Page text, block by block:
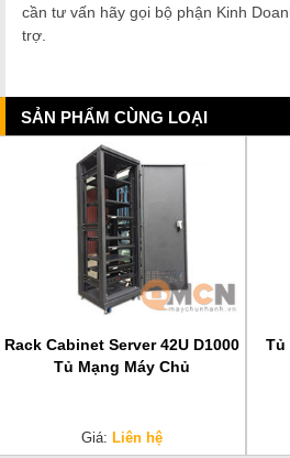
cần tư vấn hãy gọi bộ phận Kinh
trợ.
SẢN PHẨM CÙNG LOẠI
Rack Cabinet Server 42U D1000
Tủ Mạng Máy Chủ
Giá: Liên hệ
Tủ